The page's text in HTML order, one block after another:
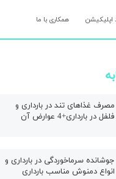
اپلیکیشن همکاری با ما
مصرف غذاهای تند در بارداری و
فلفل در بارداری+4 عوارض آن
جوشانده سرماخوردگی در بارداری و
انواع دمنوش مناسب بارداری